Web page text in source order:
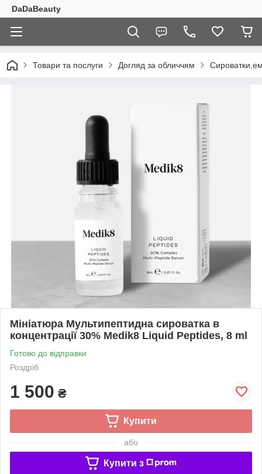
DaDaBeauty
Товари та послуги Догляд за обличчям
Мініатюра Мультипептидна сироватка в
концентрації 30% Medik8 Liquid Peptides, 8 ml
Готово до відправки
Роздріб
1 500 ₴
Купити
або
Купити з